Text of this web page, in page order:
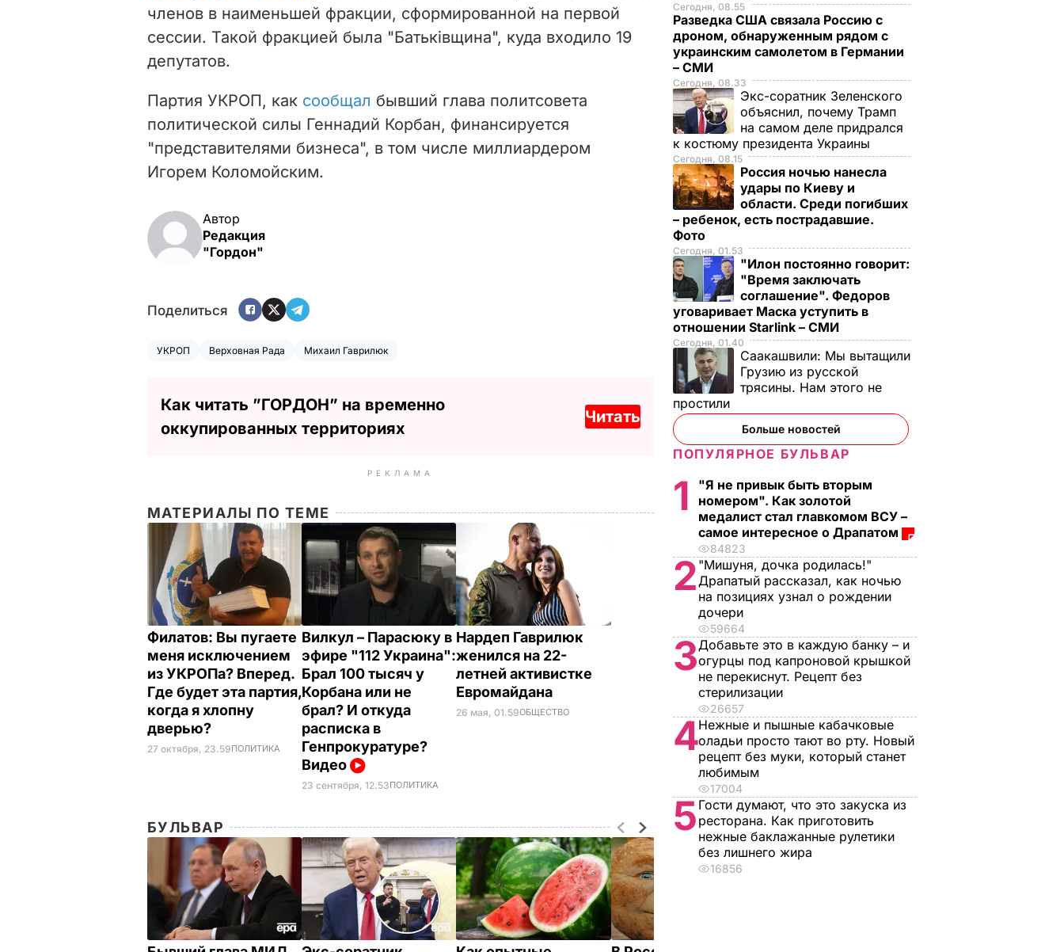
членов в наименьшей фракции, сформированной на первой
сессии. Такой фракцией была "Батьківщина", куда входило 19
депутатов.
Партия УКРОП, как сообщал бывший глава политсовета
политической силы Геннадий Корбан, финансируется
"представителями бизнеса", в том числе миллиардером
Игорем Коломойским.
Автор
Редакция
"Гордон"
Поделиться
УКРОП Верховная Рада Михаил Гаврилюк
Как читать ”ГОРДОН” на временно
оккупированных территориях
Читать
РЕКЛАМА
МАТЕРИАЛЫ ПО ТЕМЕ
Филатов: Вы пугаете
меня исключением
из УКРОПа? Вперед.
Где будет эта партия,
когда я хлопну
дверью?
27 октября, 23.59ПОЛИТИКА
Вилкул – Парасюку в
эфире "112 Украина":
Брал 100 тысяч у
Корбана или не
брал? И откуда
расписка в
Генпрокуратуре?
Видео
23 сентября, 12.53ПОЛИТИКА
Нардеп Гаврилюк
женился на 22-
летней активистке
Евромайдана
26 мая, 01.59ОБЩЕСТВО
БУЛЬВАР
Сегодня, 08.55
Разведка США связала Россию с
дроном, обнаруженным рядом с
украинским самолетом в Германии
– СМИ
Сегодня, 08.33
Экс-соратник Зеленского
объяснил, почему Трамп
на самом деле придрался
к костюму президента Украины
Сегодня, 08.15
Россия ночью нанесла
удары по Киеву и
области. Среди погибших
– ребенок, есть пострадавшие.
Фото
Сегодня, 01.53
"Илон постоянно говорит:
"Время заключать
соглашение". Федоров
уговаривает Маска уступить в
отношении Starlink – СМИ
Сегодня, 01.40
Саакашвили: Мы вытащили
Грузию из русской
трясины. Нам этого не
простили
Больше новостей
ПОПУЛЯРНОЕ БУЛЬВАР
1
"Я не привык быть вторым
номером". Как золотой
медалист стал главкомом ВСУ –
самое интересное о Драпатом
84823
2 "Мишуня, дочка родилась!"
Драпатый рассказал, как ночью
на позициях узнал о рождении
дочери
59664
3Добавьте это в каждую банку – и
огурцы под капроновой крышкой
не перекиснут. Рецепт без
стерилизации
26657
4Нежные и пышные кабачковые
оладьи просто тают во рту. Новый
рецепт без муки, который станет
любимым
17004
5 Гости думают, что это закуска из
ресторана. Как приготовить
нежные баклажанные рулетики
без лишнего жира
16856